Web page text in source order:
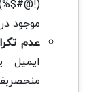
موجود
عدم
ایمیل